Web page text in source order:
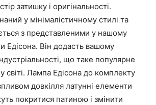
и
г
і
н
т
о
ч
н
затишку і оригінальності.
у мінімалістичному стилі та
з представленими у нашому
Едісона. Він додасть вашому
що таке популярне
світі. Лампа Едісона до комплекту
довкілля латунні елементи
покритися патиною і змінити